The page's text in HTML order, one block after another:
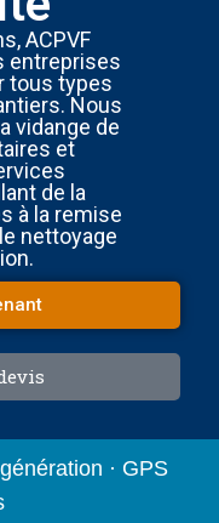
ACPVF
entreprises
tous types
Nous
vidange de
et
de la
à la remise
nettoyage
· GPS